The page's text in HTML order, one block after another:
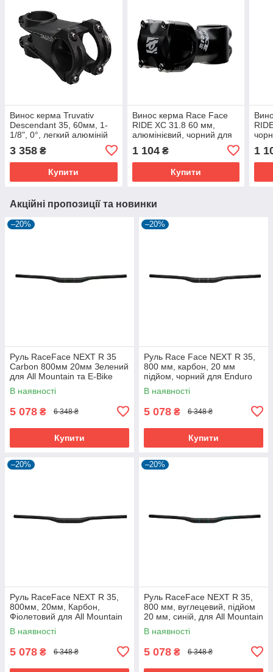
Винос керма Truvativ
Descendant 35, 60мм, 1-
1/8", 0°, легкий алюміній
3 358 ₴
Купити
Винос керма Race Face
RIDE XC 31.8 60 мм,
алюмінієвий, чорний для
1 104₴
Купити
1
Акційні пропозиції та новинки
–20%
Руль RaceFace NEXT R 35
Carbon 800мм 20мм Зелений
для All Mountain та E-Bike
В наявності
5 078 ₴ 6 348 ₴
Купити
–20%
Руль Race Face NEXT R 35,
800 мм, карбон, 20 мм
підйом, чорний для Enduro
В наявності
5 078 ₴ 6 348 ₴
Купити
–20%
Руль RaceFace NEXT R 35,
800мм, 20мм, Карбон,
Фіолетовий для All Mountain
В наявності
5 078 ₴ 6 348 ₴
–20%
Руль RaceFace NEXT R 35,
800 мм, вуглецевий, підйом
20 мм, синій, для All Mountain
та E-Bike
В наявності
5 078 ₴ 6 348 ₴